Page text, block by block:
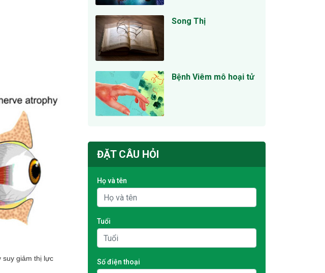
suy giảm thị lực
Song Thị
Bệnh Viêm mô hoại tử
ĐẶT CÂU HỎI
Họ và tên
Tuổi
Số điện thoại